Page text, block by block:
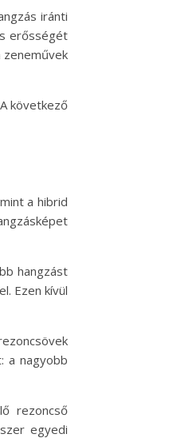
iránti
erősségét
zeneművek
következő
a hibrid
hangzást
Ezen kívül
a nagyobb
rezoncső
egyedi